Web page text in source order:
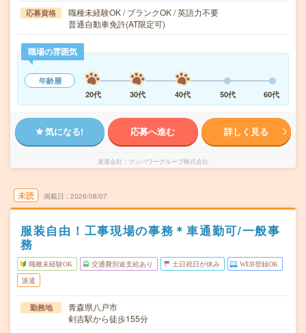
応募資格
職種未経験OK / ブランクOK / 英語力不要
普通自動車免許(AT限定可)
職場の雰囲気
年齢層
20代
30代 40代 50代 60代
気になる! 応募へ進む 詳しく見る
派遣会社 マンパワーグループ株式会社
未読 掲載日 2026/08/07
服装自由！工事現場の事務＊車通勤可/一般事
務
職種未経験OK 交通費別途支給あり 土日祝日が休み WEB登録OK
派遣
勤務地
青森県八戸市
剣吉駅から徒歩155分